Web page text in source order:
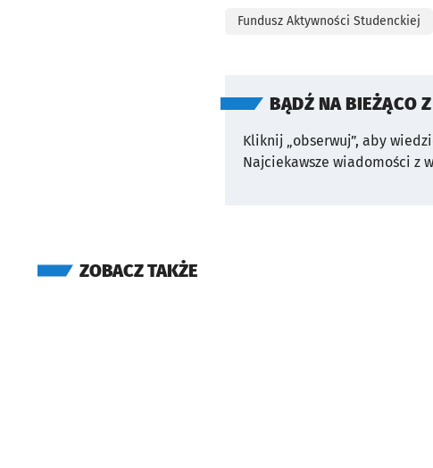
Fundusz Aktywności Studenckiej
BĄDŹ NA BIEŻĄCO
Kliknij „obserwuj”, aby
Najciekawsze wiadomości z
ZOBACZ TAKŻE